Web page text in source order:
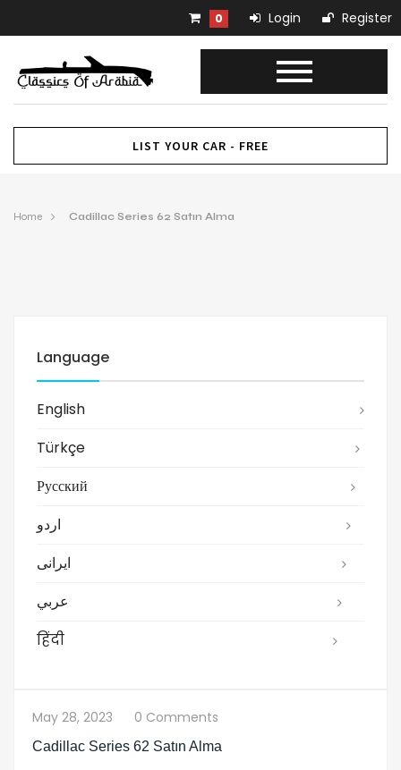
0 Login Register
LIST YOUR CAR - FREE
Home Cadillac Series 62 Satın Alma
Language
English
Türkçe
Русский
اردو
ایرانی
عربي
हिंदी
May 28, 2023 0 Comments
Cadillac Series 62 Satın Alma